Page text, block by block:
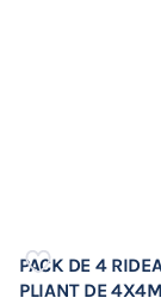
PACK DE 4
PLIANT DE